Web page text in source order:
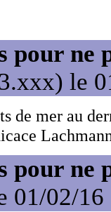
pour ne
le
de mer au
pour ne
01/02/16